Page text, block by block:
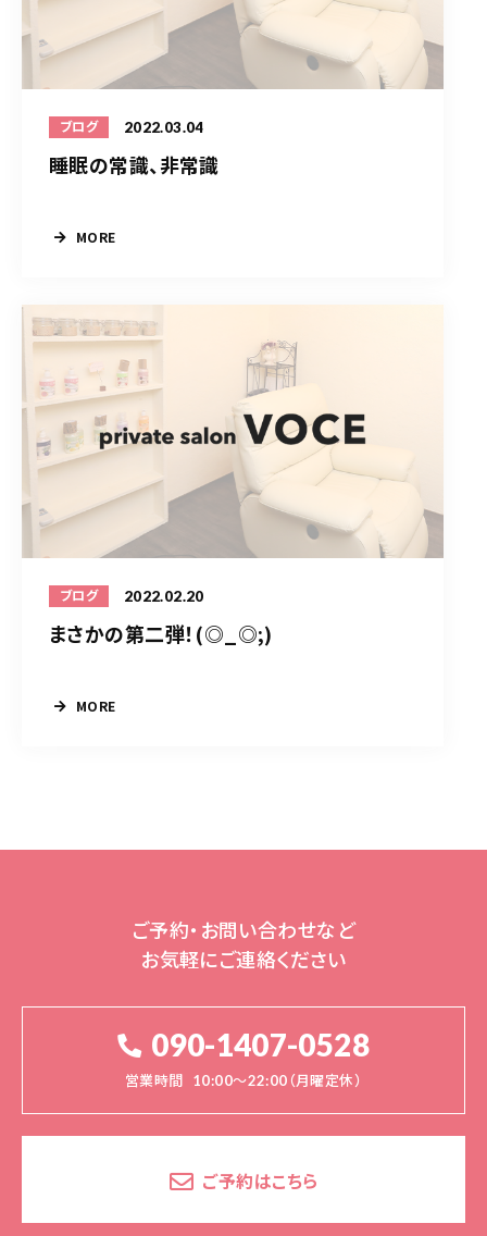
ブログ 2022.03.04
睡眠の常識、非常識
MORE
ブログ 2022.02.20
まさかの第二弾！(◎_◎;)
MORE
ご予約・お問い合わせなど
お気軽にご連絡ください
090-1407-0528
営業時間 10:00～22:00（月曜定休）
ご予約はこちら